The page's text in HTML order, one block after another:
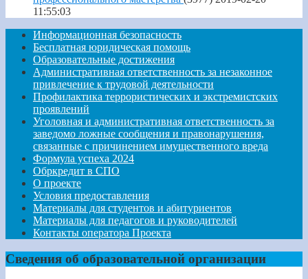
11:55:03
Информационная безопасность
Бесплатная юридическая помощь
Образовательные достижения
Административная ответственность за незаконное
привлечение к трудовой деятельности
Профилактика террористических и экстремистских
проявлений
Уголовная и административная ответственность за
заведомо ложные сообщения и правонарушения,
связанные с причинением имущественного вреда
Формула успеха 2024
Обркредит в СПО
О проекте
Условия предоставления
Материалы для студентов и абитуриентов
Материалы для педагогов и руководителей
Контакты оператора Проекта
Сведения об образовательной организации